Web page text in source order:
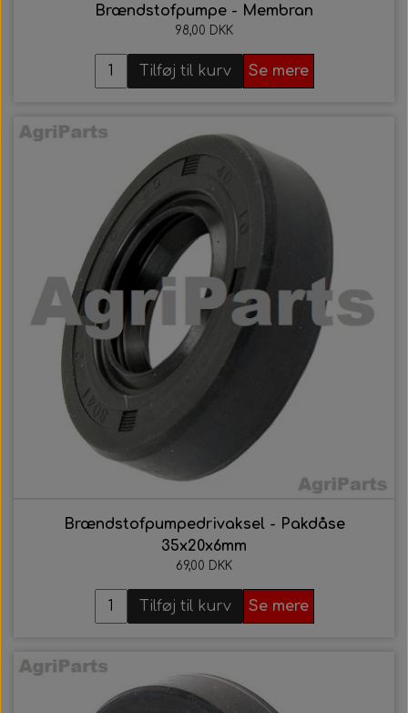
Brændstofpumpe - Membran
98,00 DKK
Tilføj til kurv Se mere
Brændstofpumpedrivaksel - Pakdåse
35x20x6mm
69,00 DKK
Tilføj til kurv Se mere